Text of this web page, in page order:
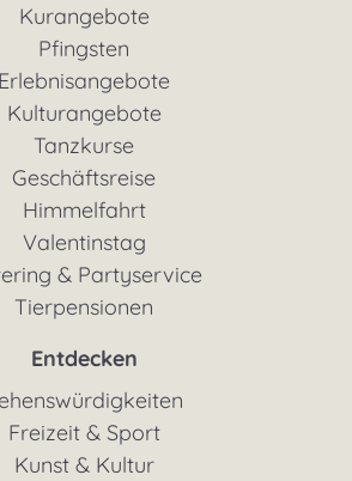
Kurangebote
Pfingsten
Erlebnisangebote
Kulturangebote
Tanzkurse
Geschäftsreise
Himmelfahrt
Valentinstag
& Partyservice
Tierpensionen
Entdecken
Freizeit & Sport
Kunst & Kultur